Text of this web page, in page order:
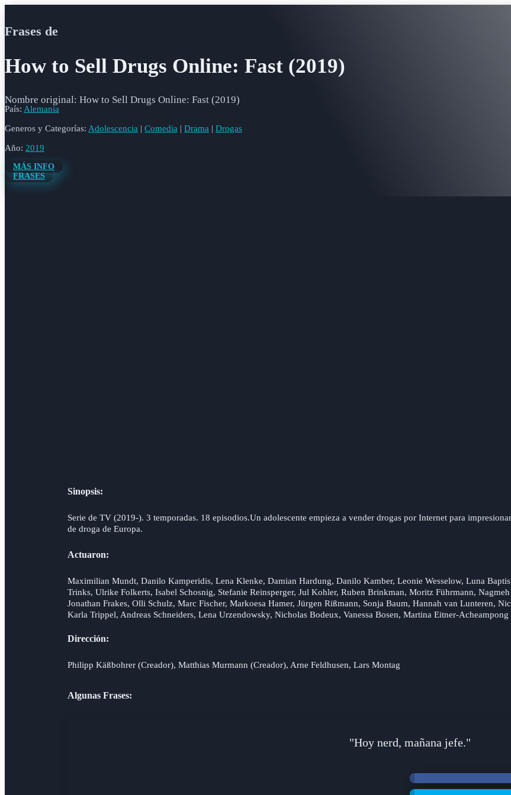
Frases de
How to Sell Drugs Online: Fast (2019)
Nombre original: How to Sell Drugs Online: Fast (2019)
País: Alemania
Generos y Categorías: Adolescencia | Comedia | Drama | Drogas
Año: 2019
MÁS INFO
FRASES
Sinopsis:
Serie de TV (2019-). 3 temporadas. 18 episodios.Un adolescente empieza a vender drogas por Internet para
de droga de Europa.
Actuaron:
Maximilian Mundt, Danilo Kamperidis, Lena Klenke, Damian Hardung, Danilo Kamber, Leonie Wesselow, Luna
Trinks, Ulrike Folkerts, Isabel Schosnig, Stefanie Reinsperger, Jul Kohler, Ruben Brinkman, Moritz Führmann,
Jonathan Frakes, Olli Schulz, Marc Fischer, Markoesa Hamer, Jürgen Rißmann, Sonja Baum, Hannah van Lunteren,
Karla Trippel, Andreas Schneiders, Lena Urzendowsky, Nicholas Bodeux, Vanessa Bosen, Martina Eitner-Acheampong
Dirección:
Philipp Käßbohrer (Creador), Matthias Murmann (Creador), Arne Feldhusen, Lars Montag
Algunas Frases:
"Hoy nerd, mañana jefe."